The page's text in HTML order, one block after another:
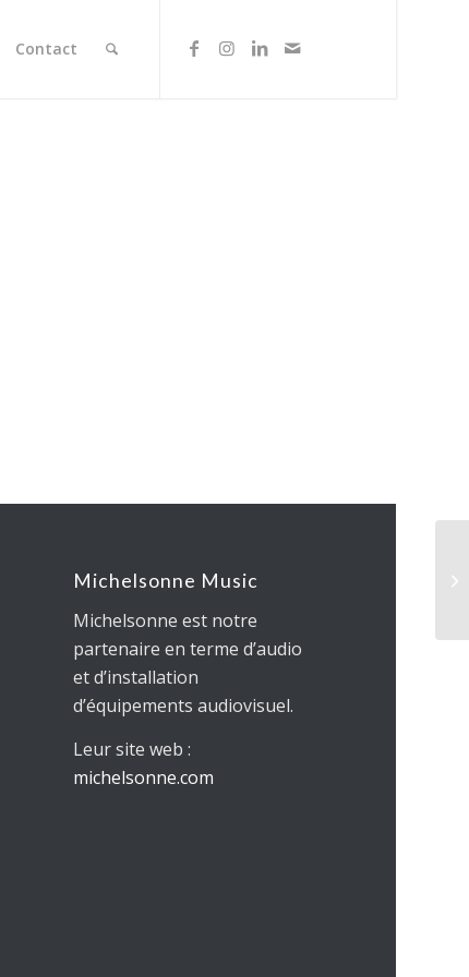
Contact
Michelsonne Music
Michelsonne est notre
partenaire en terme d’audio
et d’installation
d’équipements audiovisuel.
Leur site web :
michelsonne.com